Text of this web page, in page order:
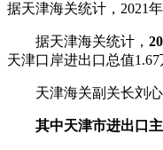
据天津海关统计，2021
据天津海关统计，
天津口岸进出口总值
天津海关副关长刘
其中天津市进出口